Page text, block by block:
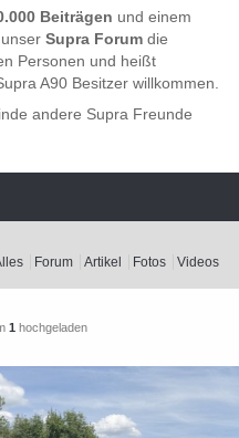
Beiträgen und einem
Supra Forum die
Personen und heißt
A90 Besitzer willkommen.
andere Supra Freunde
Forum Artikel Fotos Videos
1 hochgeladen